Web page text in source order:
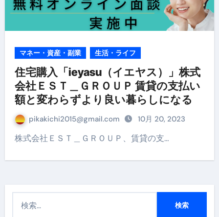
マネー・資産・副業 生活・ライフ
住宅購入「ieyasu（イエヤス）」株式
会社ＥＳＴ＿ＧＲＯＵＰ 賃貸の支払い
額と変わらずより良い暮らしになる
pikakichi2015@gmail.com 10月 20, 2023
株式会社ＥＳＴ＿ＧＲＯＵＰ、賃貸の支…